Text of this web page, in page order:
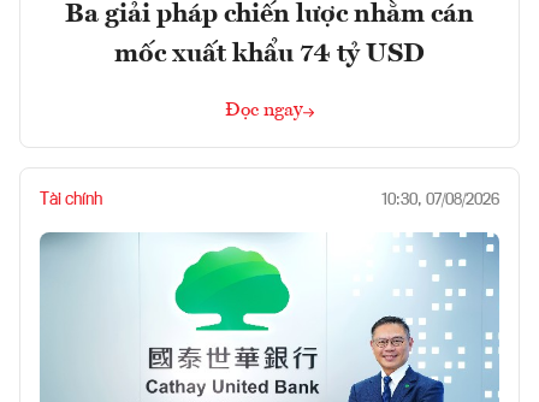
Ba giải pháp chiến lược nhằm cán
mốc xuất khẩu 74 tỷ USD
Đọc ngay
Tài chính 10:30, 07/08/2026